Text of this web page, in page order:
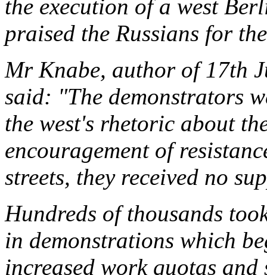
the execution of a west
praised the Russians for
Mr Knabe, author of 17th
said: "The demonstrators
the west's rhetoric about
encouragement of
streets, they received no
Hundreds of thousands
in demonstrations which
increased work quotas